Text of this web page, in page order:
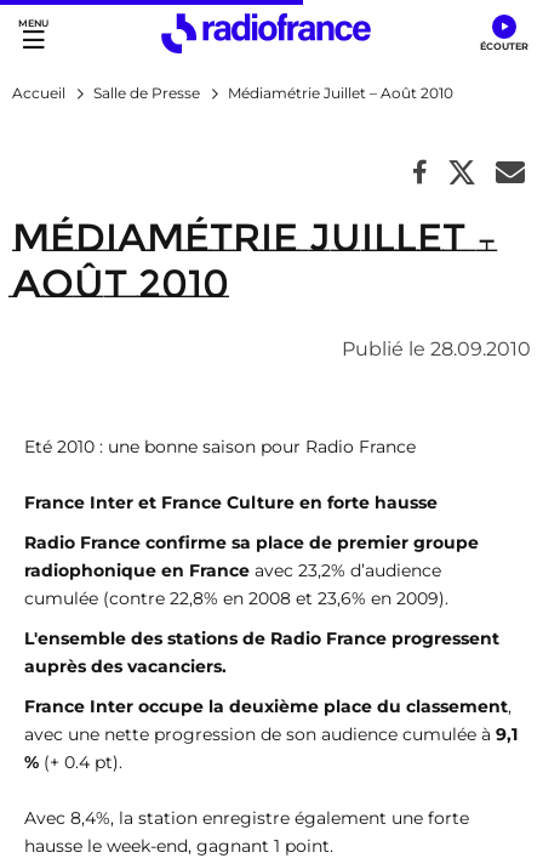
Accès direct :
Menu principal
Contenu
Accueil Salle de Presse Médiamétrie Juillet – Août 2010
Médiamétrie Juillet –
Août 2010
Publié le 28.09.2010
Eté 2010 : une bonne saison pour Radio France
France Inter et France Culture en forte hausse
Radio France confirme sa place de premier groupe
radiophonique en France avec 23,2% d’audience
cumulée (contre 22,8% en 2008 et 23,6% en 2009).
L'ensemble des stations de Radio France progressent
auprès des vacanciers.
France Inter occupe la deuxième place du classement,
avec une nette progression de son audience cumulée à 9,1
% (+ 0.4 pt).
Avec 8,4%, la station enregistre également une forte
hausse le week-end, gagnant 1 point.